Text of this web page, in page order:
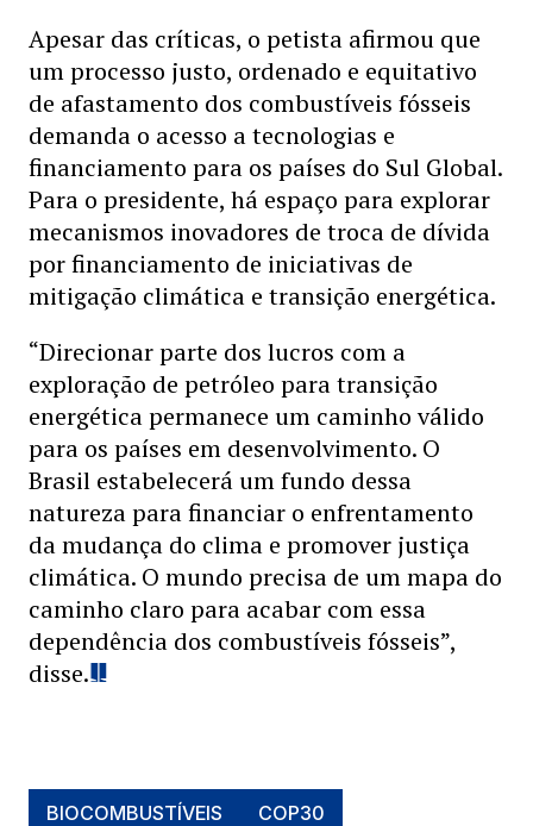
Apesar das críticas, o petista afirmou que
um processo justo, ordenado e equitativo
de afastamento dos combustíveis fósseis
demanda o acesso a tecnologias e
financiamento para os países do Sul Global.
Para o presidente, há espaço para explorar
mecanismos inovadores de troca de dívida
por financiamento de iniciativas de
mitigação climática e transição energética.
“Direcionar parte dos lucros com a
exploração de petróleo para transição
energética permanece um caminho válido
para os países em desenvolvimento. O
Brasil estabelecerá um fundo dessa
natureza para financiar o enfrentamento
da mudança do clima e promover justiça
climática. O mundo precisa de um mapa do
caminho claro para acabar com essa
dependência dos combustíveis fósseis”,
disse.
BIOCOMBUSTÍVEIS
COP30